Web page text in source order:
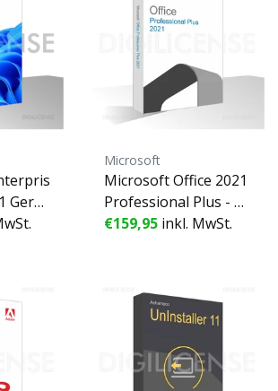
Gerät
Microsoft
Microsoft Office 2021
Professional Plus - 1
Gerät - Unbefristete
€159,95 inkl. MwSt.